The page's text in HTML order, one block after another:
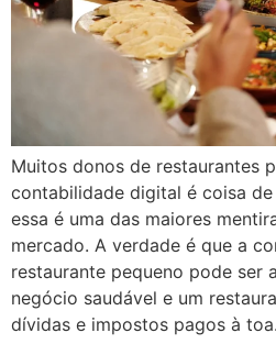
Muitos donos de restaurantes
contabilidade digital é coisa
essa é uma das maiores
mercado. A verdade é que a
restaurante pequeno pode ser
negócio saudável e um
dívidas e impostos pagos à